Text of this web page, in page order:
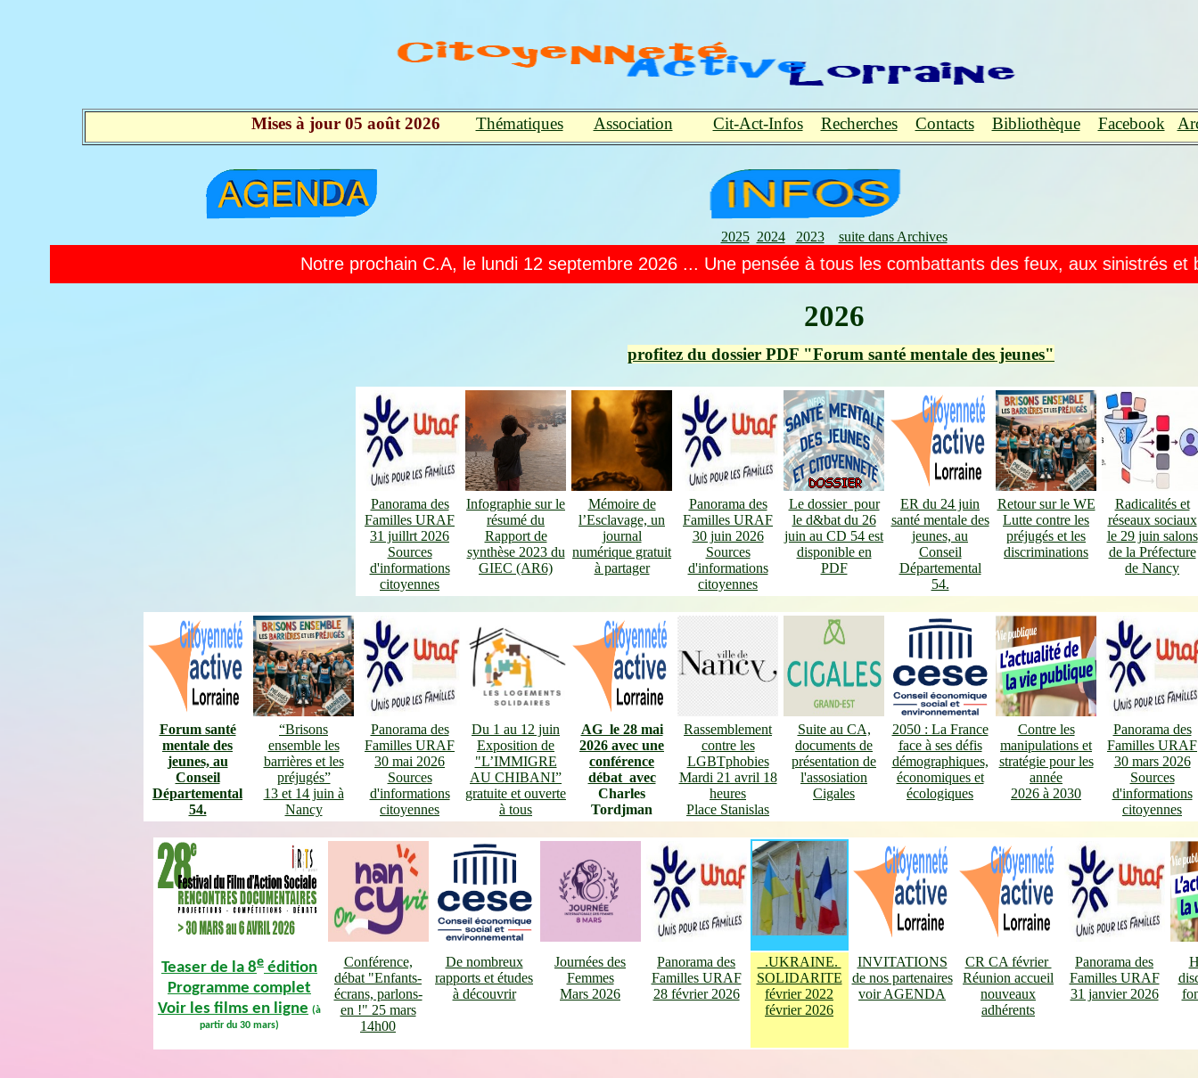
Mises à jour 05 août 2026 Thématiques Association Cit-Act-Infos Recherches Contacts Bibliothèque Facebook
2025 2024 2023 suite dans Archives
Notre prochain C.A, le lundi 12 septembre 2026 ...Une pensée à tous les combattants des feux, aux sinistrés et bénèvoles, voir dossier
2026
profitez du dossier PDF "Forum santé mentale des jeunes"
Panorama des
Familles URAF
31 juillrt 2026
Sources
d'informations
citoyennes
Infographie sur le
résumé du
Rapport de
synthèse 2023 du
GIEC (AR6)
Mémoire de
l’Esclavage, un
journal
numérique gratuit
à partager
Panorama des
Familles URAF
30 juin 2026
Sources
d'informations
citoyennes
Le dossier pour
le d&bat du 26
juin au CD 54 est
disponible en
PDF
ER du 24 juin
santé mentale des
jeunes, au
Conseil
Départemental
54.
Retour sur le WE
Lutte contre les
préjugés et les
discriminations
Radicalités et
réseaux sociaux
le 29 juin salons
de la Préfecture
de Nancy
Forum santé
mentale des
jeunes, au
Conseil
Départemental
54.
“Brisons
ensemble les
barrières et les
préjugés”
13 et 14 juin à
Nancy
Panorama des
Familles URAF
30 mai 2026
Sources
d'informations
citoyennes
Du 1 au 12 juin
Exposition de
"L’IMMIGRE
AU CHIBANI”
gratuite et ouverte
à tous
AG le 28 mai
2026 avec une
conférence
débat avec
Charles
Tordjman
Rassemblement
contre les
LGBTphobies
Mardi 21 avril 18
heures
Place Stanislas
Suite au CA,
documents de
présentation de
l'assosiation
Cigales
2050 : La France
face à ses défis
démographiques,
économiques et
écologiques
Contre les
manipulations et
stratégie pour les
année
2026 à 2030
Panorama des
Familles URAF
30 mars 2026
Sources
d'informations
citoyennes
Teaser de la 8e édition
Programme complet
Voir les films en ligne (à
partir du 30 mars)
Conférence,
débat "Enfants-
écrans, parlons-
en !" 25 mars
14h00
De nombreux
rapports et études
à découvrir
Journées des
Femmes
Mars 2026
Panorama des
Familles URAF
28 février 2026
.UKRAINE.
SOLIDARITE
février 2022
février 2026
INVITATIONS
de nos partenaires
voir AGENDA
CR CA février
Réunion accueil
nouveaux
adhérents
Panorama des
Familles URAF
31 janvier 2026